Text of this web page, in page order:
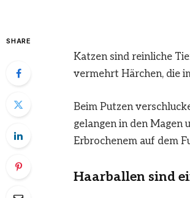
SHARE
Katzen sind reinliche
vermehrt Härchen, die
Beim Putzen
gelangen in den Magen
Erbrochenem auf dem
Haarballen sind